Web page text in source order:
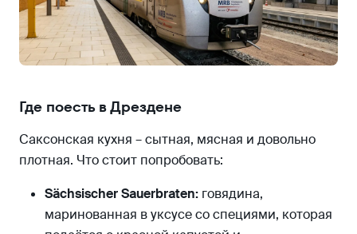
Где поесть в Дрездене
Саксонская кухня – сытная, мясная и довольно
плотная. Что стоит попробовать:
Sächsischer Sauerbraten: говядина,
маринованная в уксусе со специями, которая